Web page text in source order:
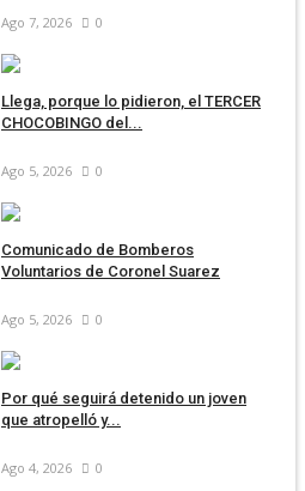
Ago 7, 2026 0
Llega, porque lo pidieron, el TERCER
CHOCOBINGO del...
Ago 5, 2026 0
Comunicado de Bomberos
Voluntarios de Coronel Suarez
Ago 5, 2026 0
Por qué seguirá detenido un joven
que atropelló y...
Ago 4, 2026 0